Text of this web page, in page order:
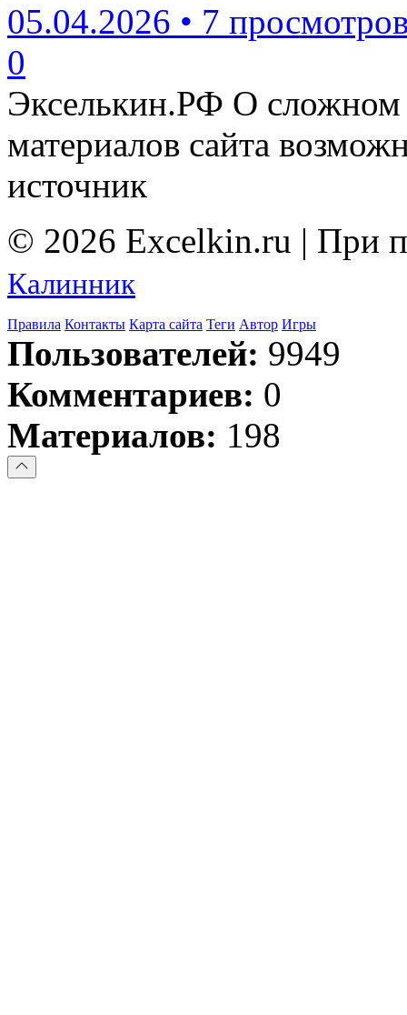
05.04.2026 • 7
0
Экселькин.РФ О сложном
материалов сайта
источник
© 2026 Excelkin.ru | При
Калинник
Правила Контакты Карта сайта Теги Автор Игры
Пользователей: 9949
Комментариев: 0
Материалов: 198